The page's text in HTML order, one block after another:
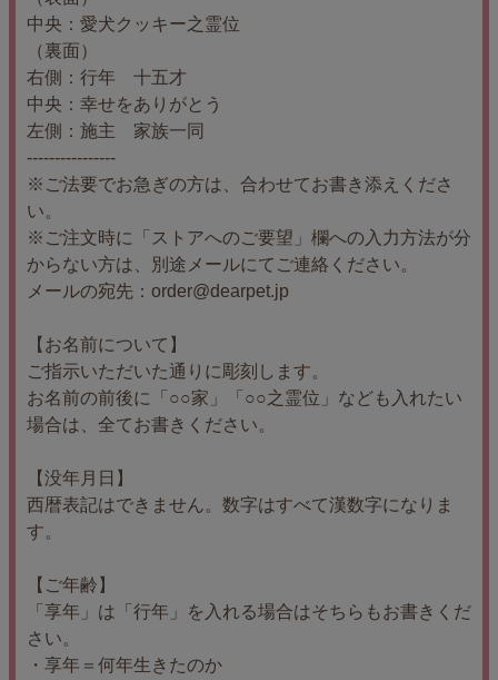
中央：愛犬クッキー之霊位
（裏面）
右側：行年 十五才
中央：幸せをありがとう
左側：施主 家族一同
----------------
※ご法要でお急ぎの方は、合わせてお書き添えくださ
い。
※ご注文時に「ストアへのご要望」欄への入力方法が分
からない方は、別途メールにてご連絡ください。
メールの宛先：order@dearpet.jp
【お名前について】
ご指示いただいた通りに彫刻します。
お名前の前後に「○○家」「○○之霊位」なども入れたい
場合は、全てお書きください。
【没年月日】
西暦表記はできません。数字はすべて漢数字になりま
す。
【ご年齢】
「享年」は「行年」を入れる場合はそちらもお書きくだ
さい。
・享年＝何年生きたのか